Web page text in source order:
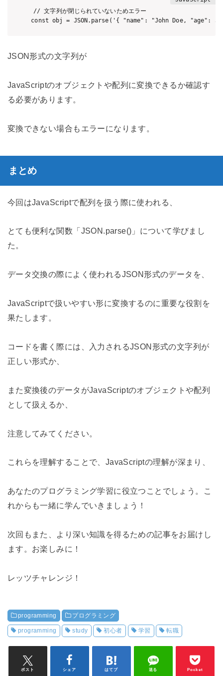
// 文字列が閉じられていないためエラー
JSON形式の文字列が
JavaScriptのオブジェクトや配列に変換できるか確認す
る必要があります。
変換できない場合もエラーになります。
まとめ
今回はJavaScriptで配列を扱う際に使われる、
とても便利な関数「JSON.parse()」について学びまし
た。
データ交換の際によく使われるJSON形式のデータを、
JavaScriptで扱いやすい形に変換するのに重要な役割を
果たします。
コードを書く際には、入力されるJSON形式の文字列が
正しい形式か、
また変換後のデータがJavaScriptのオブジェクトや配列
として扱えるか、
注意してみてください。
これらを理解することで、JavaScriptの理解が深まり、
あなたのプログラミング学習に役立つことでしょう。こ
れからも一緒に学んでいきましょう！
次回もまた、より深い知識を得るための記事をお届けし
ます。お楽しみに！
レッツチャレンジ！
programming プログラミング
programming study 初心者 学習 転職
ポスト シェア はてブ 送る Pocket